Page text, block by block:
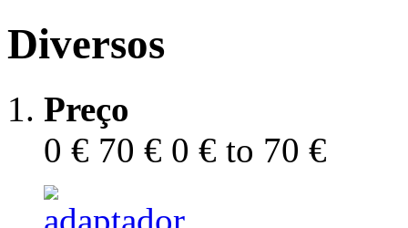
Diversos
Preço
0 € 70 € 0 € to 70 €